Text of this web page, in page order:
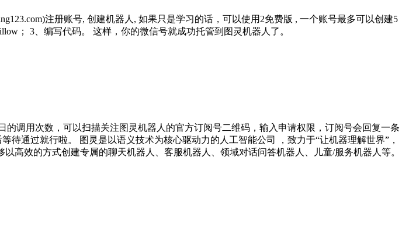
注册账号, 创建机器人, 如果只是学习的话，可以使用2免费版 , 一个账号最多可以创建5
； 3、编写代码。 这样，你的微信号就成功托管到图灵机器人了。
调用次数，可以扫描关注图灵机器人的官方订阅号二维码，输入申请权限，订阅号会回复一条
通过就行啦。 图灵是以语义技术为核心驱动力的人工智能公司 ，致力于“让机器理解世界”，
高效的方式创建专属的聊天机器人、客服机器人、领域对话问答机器人、儿童/服务机器人等。